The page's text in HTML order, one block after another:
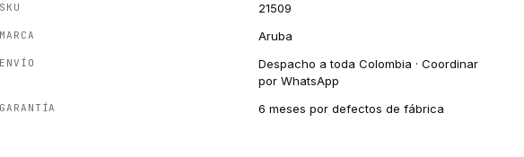
SKU 21509
MARCA Aruba
ENVÍO
Despacho a toda Colombia · Coordinar
por WhatsApp
GARANTÍA 6 meses por defectos de fábrica